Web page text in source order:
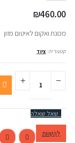
₪460.00
מכונת ואקום לאיטום מזון
קטגוריה: ציוד
שאל שאלה
לְהַשְׁווֹת